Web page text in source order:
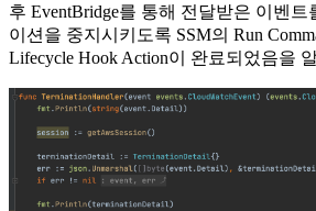
후 EventBridge를 통해 전달받은 이벤트
이션을 중지시키도록 SSM의 Run
Lifecycle Hook Action이 완료되었음을